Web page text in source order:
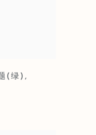
(绿) ,